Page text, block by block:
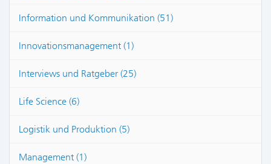
Information und Kommunikation (51)
Innovationsmanagement (1)
Interviews und Ratgeber (25)
Life Science (6)
Logistik und Produktion (5)
Management (1)